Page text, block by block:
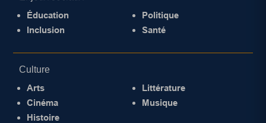
Éducation
Inclusion
Politique
Santé
Culture
Arts
Cinéma
Histoire
Littérature
Musique